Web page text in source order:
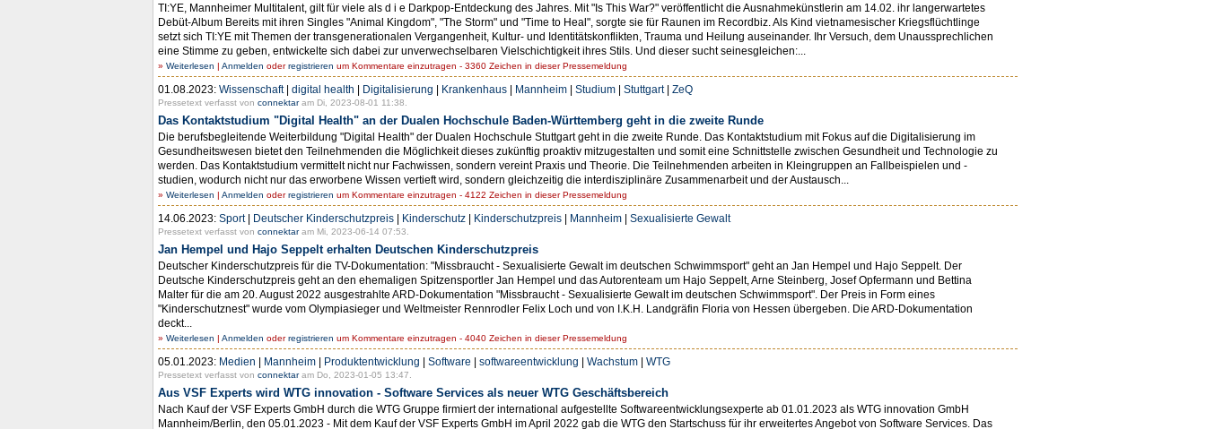
TI:YE, Mannheimer Multitalent, gilt für viele als d i e Darkpop-Entdeckung des Jahres. Mit "Is This War?" veröffentlicht die Ausnahmekünstlerin am 14.02. ihr langerwartetes
Debüt-Album Bereits mit ihren Singles "Animal Kingdom", "The Storm" und "Time to Heal", sorgte sie für Raunen im Recordbiz. Als Kind vietnamesischer Kriegsflüchtlinge
setzt sich TI:YE mit Themen der transgenerationalen Vergangenheit, Kultur- und Identitätskonflikten, Trauma und Heilung auseinander. Ihr Versuch, dem Unaussprechlichen
eine Stimme zu geben, entwickelte sich dabei zur unverwechselbaren Vielschichtigkeit ihres Stils. Und dieser sucht seinesgleichen:...
» Weiterlesen | Anmelden oderregistrieren um Kommentare einzutragen - 3360 Zeichen in dieser Pressemeldung
01.08.2023: Wissenschaft| digital health | Digitalisierung | Krankenhaus | Mannheim | Studium | Stuttgart| ZeQ
Pressetext verfasst von connektaram Di, 2023-08-01 11:38.
Das Kontaktstudium "Digital Health" an der Dualen Hochschule Baden-Württemberg geht in die zweite Runde
Die berufsbegleitende Weiterbildung "Digital Health" der Dualen Hochschule Stuttgart geht in die zweite Runde. Das Kontaktstudium mit Fokus auf die Digitalisierung im
Gesundheitswesen bietet den Teilnehmenden die Möglichkeit dieses zukünftig proaktiv mitzugestalten und somit eine Schnittstelle zwischen Gesundheit und Technologie zu
werden. Das Kontaktstudium vermittelt nicht nur Fachwissen, sondern vereint Praxis und Theorie. Die Teilnehmenden arbeiten in Kleingruppen an Fallbeispielen und -
studien, wodurch nicht nur das erworbene Wissen vertieft wird, sondern gleichzeitig die interdisziplinäre Zusammenarbeit und der Austausch...
» Weiterlesen | Anmelden oderregistrieren um Kommentare einzutragen - 4122 Zeichen in dieser Pressemeldung
14.06.2023: Sport| Deutscher Kinderschutzpreis | Kinderschutz | Kinderschutzpreis | Mannheim | Sexualisierte Gewalt
Pressetext verfasst von connektaram Mi, 2023-06-14 07:53.
Jan Hempel und Hajo Seppelt erhalten Deutschen Kinderschutzpreis
Deutscher Kinderschutzpreis für die TV-Dokumentation: "Missbraucht - Sexualisierte Gewalt im deutschen Schwimmsport" geht an Jan Hempel und Hajo Seppelt. Der
Deutsche Kinderschutzpreis geht an den ehemaligen Spitzensportler Jan Hempel und das Autorenteam um Hajo Seppelt, Arne Steinberg, Josef Opfermann und Bettina
Malter für die am 20. August 2022 ausgestrahlte ARD-Dokumentation "Missbraucht - Sexualisierte Gewalt im deutschen Schwimmsport". Der Preis in Form eines
"Kinderschutznest" wurde vom Olympiasieger und Weltmeister Rennrodler Felix Loch und von I.K.H. Landgräfin Floria von Hessen übergeben. Die ARD-Dokumentation
deckt...
» Weiterlesen | Anmelden oderregistrieren um Kommentare einzutragen - 4040 Zeichen in dieser Pressemeldung
05.01.2023: Medien | Mannheim | Produktentwicklung | Software | softwareentwicklung | Wachstum | WTG
Pressetext verfasst von connektaram Do, 2023-01-05 13:47.
Aus VSF Experts wird WTG innovation - Software Services als neuer WTG Geschäftsbereich
Nach Kauf der VSF Experts GmbH durch die WTG Gruppe firmiert der international aufgestellte Softwareentwicklungsexperte ab 01.01.2023 als WTG innovation GmbH
Mannheim/Berlin, den 05.01.2023 - Mit dem Kauf der VSF Experts GmbH im April 2022 gab die WTG den Startschuss für ihr erweitertes Angebot von Software Services. Das